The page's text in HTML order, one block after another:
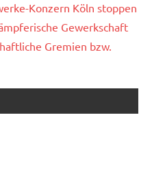
Konzern Köln stoppen
Gewerkschaft
Gremien bzw.